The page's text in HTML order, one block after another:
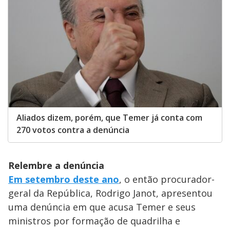
Aliados dizem, porém, que Temer já conta com
270 votos contra a denúncia
Relembre a denúncia
Em setembro deste ano, o então procurador-
geral da República, Rodrigo Janot, apresentou
uma denúncia em que acusa Temer e seus
ministros por formação de quadrilha e